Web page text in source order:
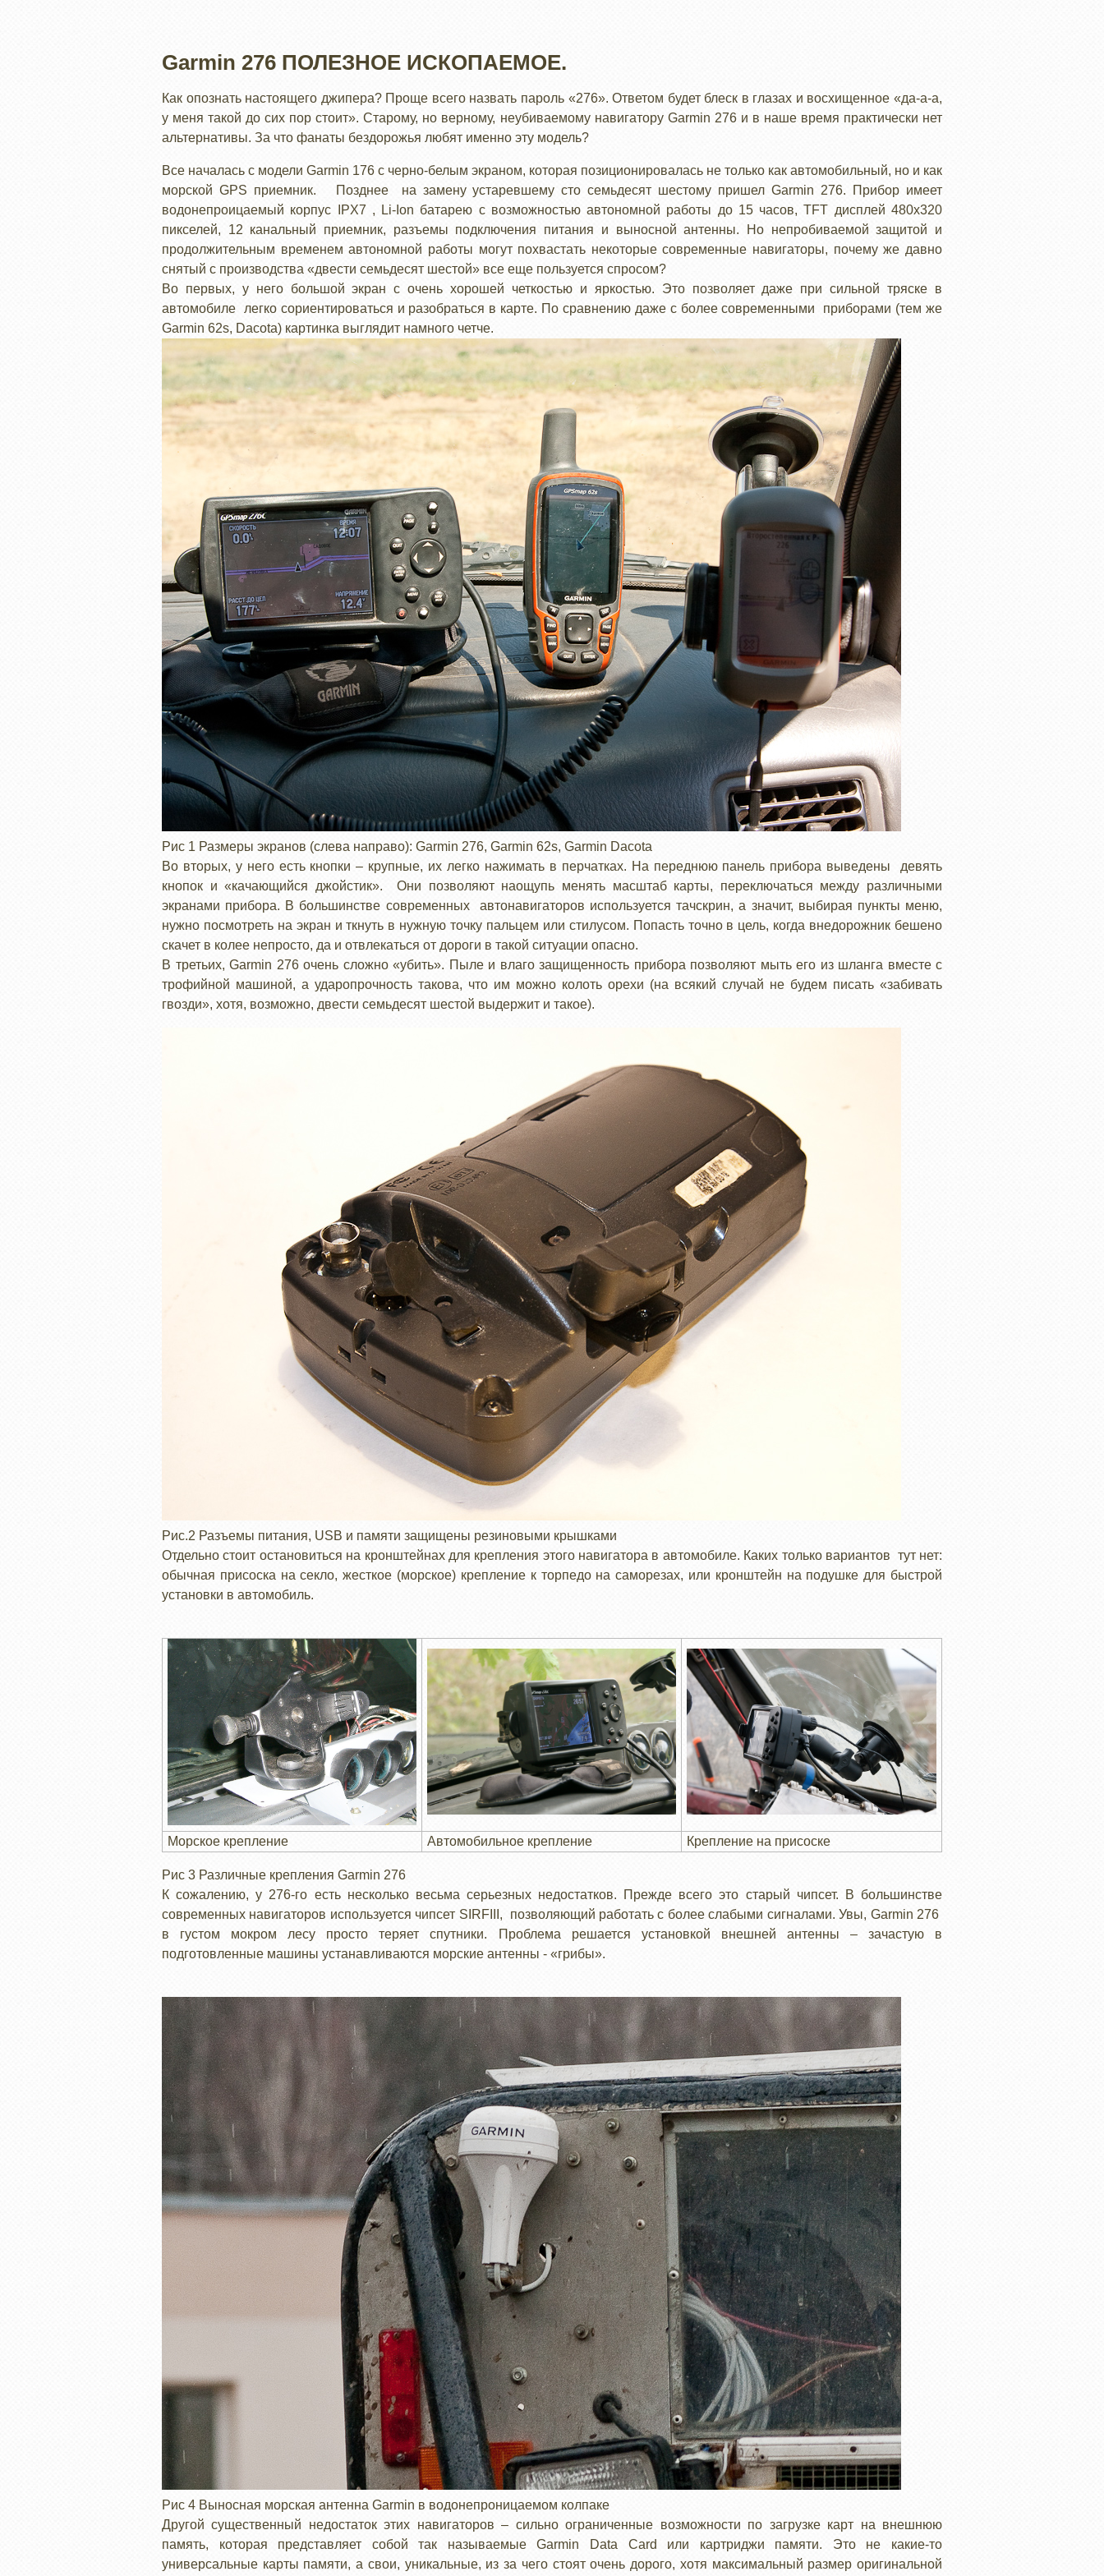
Garmin 276 ПОЛЕЗНОЕ ИСКОПАЕМОЕ.
Как опознать настоящего джипера? Проще всего назвать пароль «276». Ответом будет блеск в глазах и восхищенное «да-а-а,
у меня такой до сих пор стоит». Старому, но верному, неубиваемому навигатору Garmin 276 и в наше время практически нет
альтернативы. За что фанаты бездорожья любят именно эту модель?
Все началась с модели Garmin 176 с черно-белым экраном, которая позиционировалась не только как автомобильный, но и как
морской GPS приемник. Позднее на замену устаревшему сто семьдесят шестому пришел Garmin 276. Прибор имеет
водонепроицаемый корпус IPX7 , Li-Ion батарею с возможностью автономной работы до 15 часов, TFT дисплей 480х320
пикселей, 12 канальный приемник, разъемы подключения питания и выносной антенны. Но непробиваемой защитой и
продолжительным временем автономной работы могут похвастать некоторые современные навигаторы, почему же давно
снятый с производства «двести семьдесят шестой» все еще пользуется спросом?
Во первых, у него большой экран с очень хорошей четкостью и яркостью. Это позволяет даже при сильной тряске в
автомобиле легко сориентироваться и разобраться в карте. По сравнению даже с более современными приборами (тем же
Garmin 62s, Dacota) картинка выглядит намного четче.
Рис 1 Размеры экранов (слева направо): Garmin 276, Garmin 62s, Garmin Dacota
Во вторых, у него есть кнопки – крупные, их легко нажимать в перчатках. На переднюю панель прибора выведены девять
кнопок и «качающийся джойстик». Они позволяют наощупь менять масштаб карты, переключаться между различными
экранами прибора. В большинстве современных автонавигаторов используется тачскрин, а значит, выбирая пункты меню,
нужно посмотреть на экран и ткнуть в нужную точку пальцем или стилусом. Попасть точно в цель, когда внедорожник бешено
скачет в колее непросто, да и отвлекаться от дороги в такой ситуации опасно.
В третьих, Garmin 276 очень сложно «убить». Пыле и влаго защищенность прибора позволяют мыть его из шланга вместе с
трофийной машиной, а ударопрочность такова, что им можно колоть орехи (на всякий случай не будем писать «забивать
гвозди», хотя, возможно, двести семьдесят шестой выдержит и такое).
Рис.2 Разъемы питания, USB и памяти защищены резиновыми крышками
Отдельно стоит остановиться на кронштейнах для крепления этого навигатора в автомобиле. Каких только вариантов тут нет:
обычная присоска на секло, жесткое (морское) крепление к торпедо на саморезах, или кронштейн на подушке для быстрой
установки в автомобиль.
Морское крепление Автомобильное крепление Крепление на присоске
Рис 3 Различные крепления Garmin 276
К сожалению, у 276-го есть несколько весьма серьезных недостатков. Прежде всего это старый чипсет. В большинстве
современных навигаторов используется чипсет SIRFIII, позволяющий работать с более слабыми сигналами. Увы, Garmin 276
в густом мокром лесу просто теряет спутники. Проблема решается установкой внешней антенны – зачастую в
подготовленные машины устанавливаются морские антенны - «грибы».
Рис 4 Выносная морская антенна Garmin в водонепроницаемом колпаке
Другой существенный недостаток этих навигаторов – сильно ограниченные возможности по загрузке карт на внешнюю
память, которая представляет собой так называемые Garmin Data Card или картриджи памяти. Это не какие-то
универсальные карты памяти, а свои, уникальные, из за чего стоят очень дорого, хотя максимальный размер оригинальной